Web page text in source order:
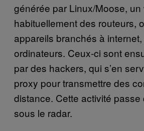
générée par Linux/Moose,
habituellement des routeurs,
appareils branchés à
ordinateurs. Ceux-ci sont
par des hackers, qui s’en
proxy pour transmettre des
distance. Cette activité
sous le radar.